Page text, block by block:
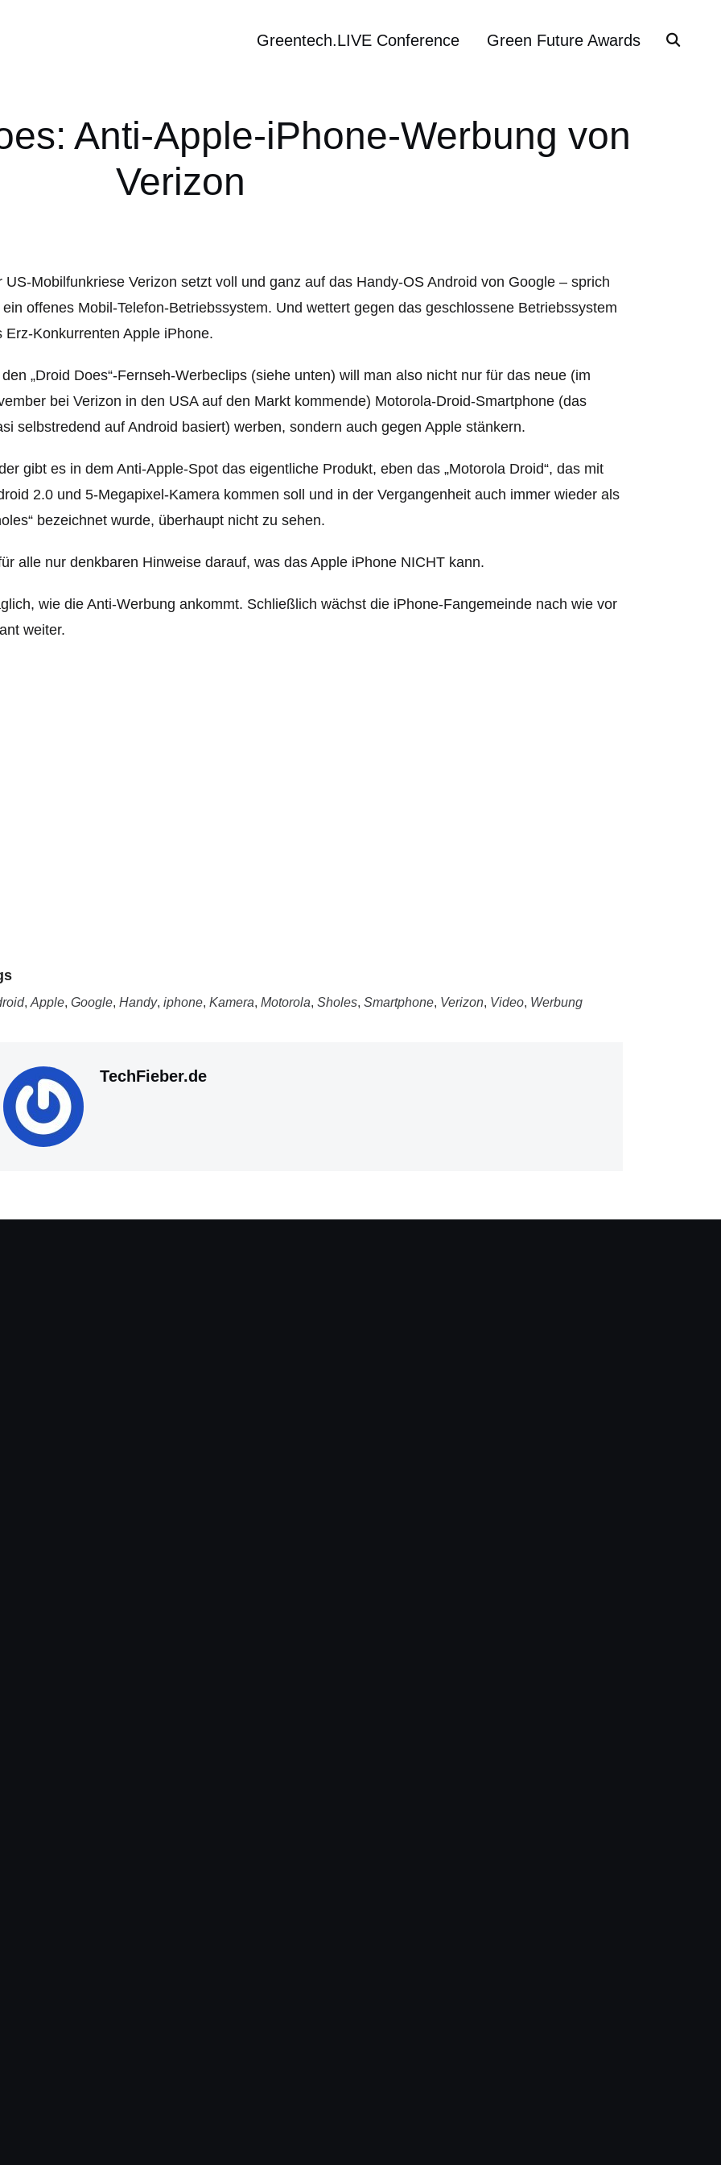
Greentech.LIVE Conference Green Future Awards
Anti-Apple-iPhone-Werbung von
Verizon
US-Mobilfunkriese Verizon setzt voll und ganz auf das Handy-OS Android von Google – sprich
ein offenes Mobil-Telefon-Betriebssystem. Und wettert gegen das geschlossene Betriebssystem
Erz-Konkurrenten Apple iPhone.
„Droid Does“-Fernseh-Werbeclips (siehe unten) will man also nicht nur für das neue (im
bei Verizon in den USA auf den Markt kommende) Motorola-Droid-Smartphone (das
selbstredend auf Android basiert) werben, sondern auch gegen Apple stänkern.
gibt es in dem Anti-Apple-Spot das eigentliche Produkt, eben das „Motorola Droid“, das mit
2.0 und 5-Megapixel-Kamera kommen soll und in der Vergangenheit auch immer wieder als
bezeichnet wurde, überhaupt nicht zu sehen.
alle nur denkbaren Hinweise darauf, was das Apple iPhone NICHT kann.
wie die Anti-Werbung ankommt. Schließlich wächst die iPhone-Fangemeinde nach wie vor
weiter.
, Apple, Google, Handy, iphone, Kamera, Motorola, Sholes, Smartphone, Verizon, Video, Werbung
TechFieber.de